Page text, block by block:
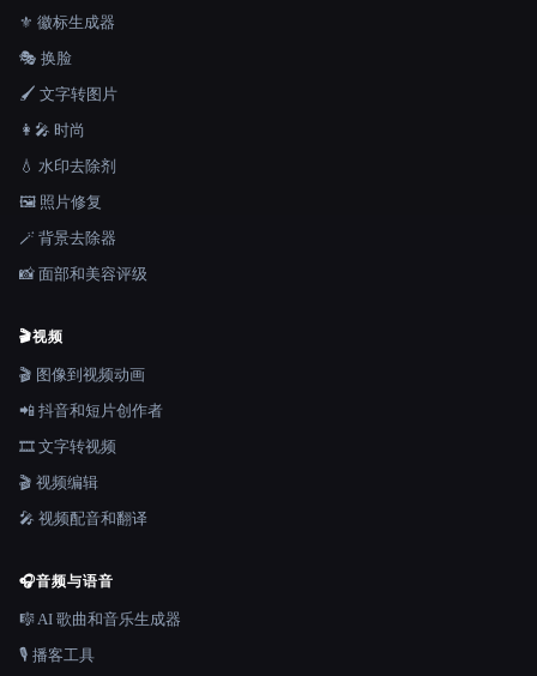
⚜️ 徽标生成器
🎭 换脸
🖌️ 文字转图片
👩‍🎤 时尚
💧 水印去除剂
🖼️ 照片修复
🪄 背景去除器
📸 面部和美容评级
🎬视频
🎬 图像到视频动画
📲 抖音和短片创作者
🎞️ 文字转视频
🎬 视频编辑
🎤 视频配音和翻译
🎧音频与语音
🎼 AI 歌曲和音乐生成器
🎙️ 播客工具